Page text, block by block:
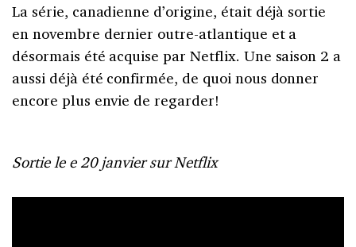
La série, canadienne d’origine, était déjà sortie
en novembre dernier outre-atlantique et a
désormais été acquise par Netflix. Une saison 2 a
aussi déjà été confirmée, de quoi nous donner
encore plus envie de regarder!
Sortie le e 20 janvier sur Netflix